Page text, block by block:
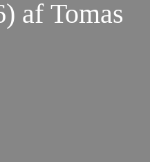
af Tomas